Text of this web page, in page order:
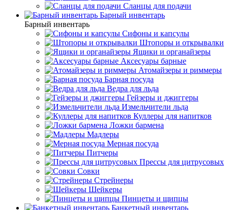
Сланцы для подачи
Барный инвентарь
Барный инвентарь
Сифоны и капсулы
Штопоры и открывалки
Ящики и органайзеры
Аксесуары барные
Атомайзеры и риммеры
Барная посуда
Ведра для льда
Гейзеры и джиггеры
Измельчители льда
Куллеры для напитков
Ложки бармена
Мадлеры
Мерная посуда
Питчеры
Прессы для цитрусовых
Совки
Стрейнеры
Шейкеры
Пинцеты и щипцы
Банкетный инвентарь